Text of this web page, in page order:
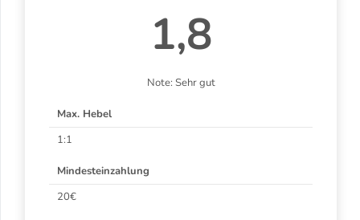
1,8
Note: Sehr gut
Max. Hebel
1:1
Mindesteinzahlung
20€